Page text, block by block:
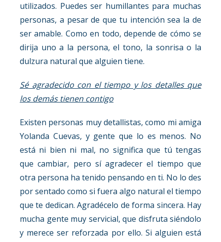
utilizados. Puedes ser humillantes para muchas
personas, a pesar de que tu intención sea la de
ser amable. Como en todo, depende de cómo se
dirija uno a la persona, el tono, la sonrisa o la
dulzura natural que alguien tiene.
Sé agradecido con el tiempo y los detalles que
los demás tienen contigo
Existen personas muy detallistas, como mi amiga
Yolanda Cuevas, y gente que lo es menos. No
está ni bien ni mal, no significa que tú tengas
que cambiar, pero sí agradecer el tiempo que
otra persona ha tenido pensando en ti. No lo des
por sentado como si fuera algo natural el tiempo
que te dedican. Agradécelo de forma sincera. Hay
mucha gente muy servicial, que disfruta siéndolo
y merece ser reforzada por ello. Si alguien está